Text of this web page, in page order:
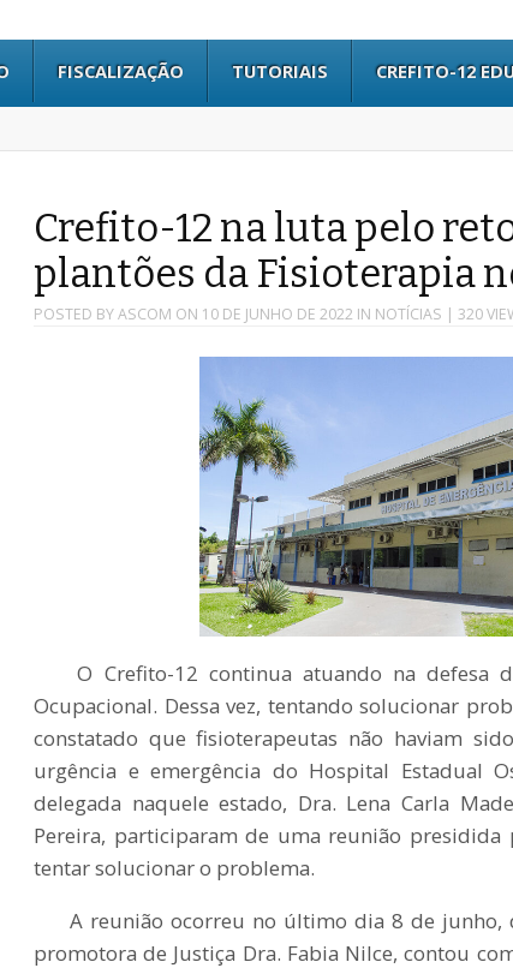
FISCALIZAÇÃO TUTORIAIS CREFITO-12
Crefito-12 na luta pelo
plantões da Fisioterapia
POSTED BYASCOM ON 10 DE JUNHO DE 2022 IN NOTÍCIAS | 320
O Crefito-12 continua atuando na defesa
Ocupacional. Dessa vez, tentando solucionar
constatado que fisioterapeutas não haviam
urgência e emergência do Hospital Estadual
delegada naquele estado, Dra. Lena Carla
Pereira, participaram de uma reunião
tentar solucionar o problema.
A reunião ocorreu no último dia 8 de junho,
promotora de Justiça Dra. Fabia Nilce, contou